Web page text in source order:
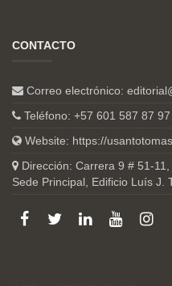
CONTACTO
Correo electrónico:
Teléfono: +57 601 587 87
Website: https://
Dirección: Carrera 9 # 51-
Sede Principal, Edificio Luís J.